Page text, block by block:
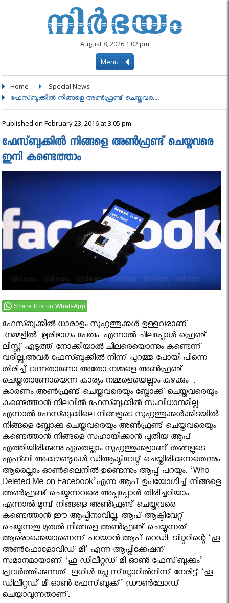
August 8, 2026 1:02 pm
Menu
Home Special News
ഫേസ്ബുക്കിൽ നിങ്ങളെ അണ്‍ഫ്രണ്ട് ചെയ്തവര....
Published on February 23, 2016 at 3:05 pm
ഫേസ്ബുക്കിൽ നിങ്ങളെ അണ്‍ഫ്രണ്ട് ചെയ്തവരെ
ഇനി കണ്ടെത്താം
Share this on WhatsApp
ഫേസ്ബുക്കിൽ ധാരാളം സുഹൃത്തുക്കൾ ഉള്ളവരാണ്
നമ്മളിൽ ഭൂരിഭാഗം പേരും. എന്നാൽ ചിലപ്പോൾ ഫ്രെണ്ട്
ലിസ്റ്റ് എടുത്ത് നോക്കിയാൽ ചിലരെയൊന്നും കണ്ടെന്ന്
വരില്ല.അവര്‍ ഫേസ്ബുക്കില്‍ നിന്ന് പുറത്തു പോയി പിന്നെ
തിരിച്ച് വന്നതാണോ അതോ നമ്മളെ അണ്‍ഫ്രണ്ട്
ചെയ്തതാണോയെന്ന കാര്യം നമ്മളെയെല്ലാം കുഴക്കും .
കാരണം അണ്‍ഫ്രണ്ട് ചെയ്തവരെയും ബ്ലോക്ക് ചെയ്തവരെയും
കണ്ടെത്താന്‍ നിലവില്‍ ഫേസ്ബുക്കില്‍ സംവിധാനമില്ല.
എന്നാൽ ഫേസ്ബുക്കിലെ നിങ്ങളുടെ സുഹൃത്തുക്കള്‍ക്കിടയില്‍
നിങ്ങളെ ബ്ലോക്കു ചെയ്തവരെയും അണ്‍ഫ്രണ്ട് ചെയ്തവരെയും
കണ്ടെത്താന്‍ നിങ്ങളെ സഹായിക്കാന്‍ പുതിയ ആപ്
എത്തിയിരിക്കുന്നു.ഏതെല്ലാം സുഹൃത്തുക്കളാണ് തങ്ങളുടെ
എഫ്ബി അക്കൗണ്ടുകള്‍ ഡിആക്ടിവേറ്റ് ചെയ്തിരിക്കുന്നതെന്നും
ആരെല്ലാം ഓണ്‍ലൈനില്‍ ഉണ്ടെന്നും ആപ്പ് പറയും. ‘Who
Deleted Me on Facebook’എന്ന ആപ് ഉപയോഗിച്ച് നിങ്ങളെ
അണ്‍ഫ്രണ്ട് ചെയ്യുന്നവരെ അപ്പപ്പോള്‍ തിരിച്ചറിയാം.
എന്നാല്‍ മുമ്പ് നിങ്ങളെ അണ്‍ഫ്രണ്ട് ചെയ്തവരെ
കണ്ടെത്താന്‍ ഈ ആപ്പിനാവില്ല. ആപ് ആക്ടിവേറ്റ്
ചെയ്യുന്നതു മുതല്‍ നിങ്ങളെ അണ്‍ഫ്രണ്ട് ചെയ്യുന്നത്
ആരൊക്കെയാണെന്ന് പറയാന്‍ ആപ് റെഡി. ട്വിറ്ററിന്റെ ‘ഹൂ
അണ്‍ഫോളോവിഡ്‌ മി’ എന്ന ആപ്ലിക്കേഷന്‌
സമാനമായാണ്‌ ‘ഹൂ ഡിലീറ്റഡ്‌ മി ഓണ്‍ ഫേസ്‌ബുക്കും’
പ്രവര്‍ത്തിക്കുന്നത്‌. ഗൂഗിള്‍ പ്ലേ സ്‌റ്റോറില്‍നിന്ന്‌ നേരിട്ട്‌ ‘ഹൂ
ഡിലീറ്റഡ്‌ മീ ഓണ്‍ ഫേസ്‌ബുക്ക്‌’ ഡൗണ്‍ലോഡ്‌
ചെയ്യാവുന്നതാണ്‌.